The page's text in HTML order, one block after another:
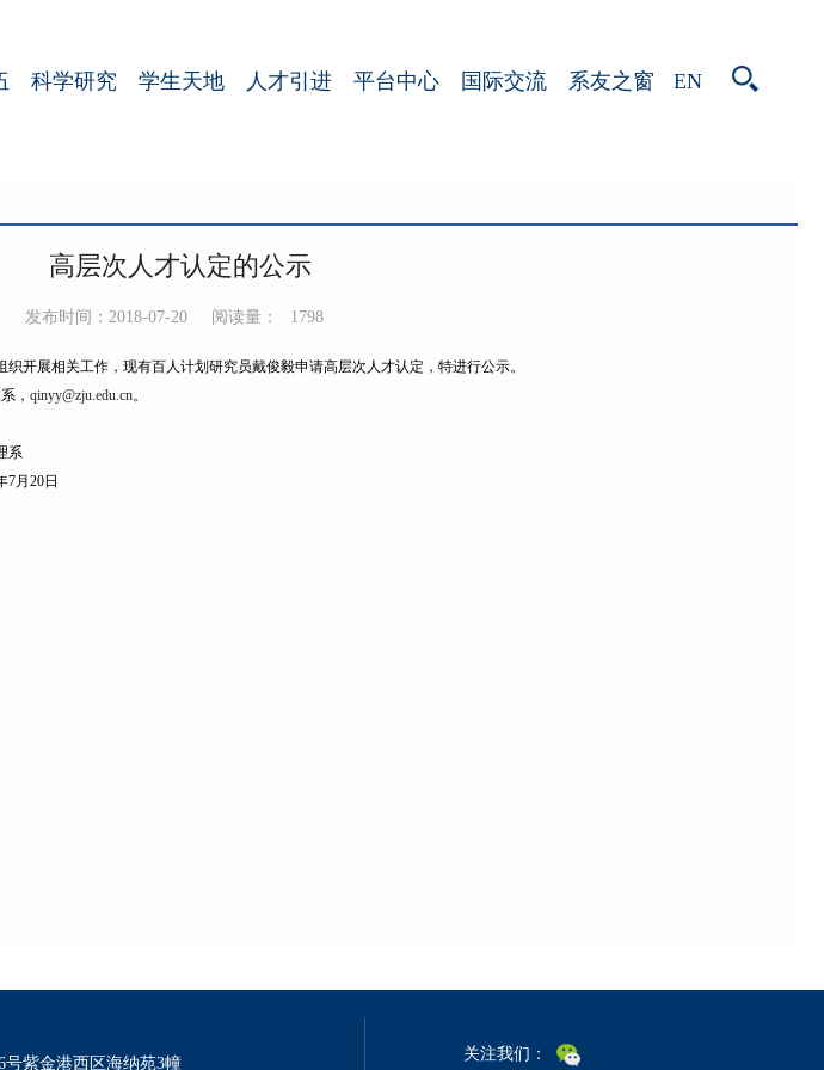
科学研究 学生天地 人才引进 平台中心 国际交流 系友之窗 EN
高层次人才认定的公示
发布时间：2018-07-20 阅读量： 1798
开展相关工作，现有百人计划研究员戴俊毅申请高层次人才认定，特进行公示。
， qinyy@zju.edu.cn。
紫金港西区海纳苑3幢
关注我们：